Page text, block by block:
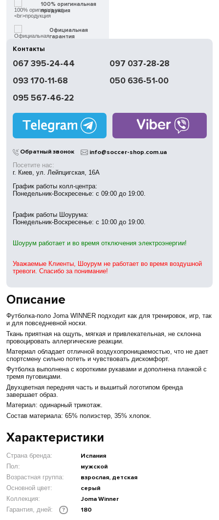
100% оригинальная
продукция
Официальная
гарантия
доставка
Обмен | Возвращение
без выходных
в Киеве
Описание
Футболка-поло Joma WINNER подходит как для тренировок, игр, так
и для повседневной носки.
Ткань приятная на ощупь, мягкая и привлекательная, не склонна
провоцировать аллергические реакции.
Материал обладает отличной воздухопроницаемостью, что не дает
спортсмену сильно потеть и чувствовать дискомфорт.
Футболка выполнена с короткими рукавами и дополнена планкой с
тремя пуговицами.
Двухцветная передняя часть и вышитый логотипом бренда
завершает образ.
Материал: одинарный трикотаж.
Состав материала: 65% полиэстер, 35% хлопок.
Характеристики
Страна бренда: Испания
Пол: мужской
Возрастная группа: взрослая, детская
Основной цвет: серый
Коллекция: Joma Winner
Гарантия, дней: ? 180
Контакты
067 395-24-44
097 037-28-28
093 170-11-68
050 636-51-00
095 567-46-22
Обратный звонок info@soccer-shop.com.ua
Посетите нас:
г. Киев, ул. Лейпцигская, 16А
График работы колл-центра:
Понедельник-Воскресенье: с 09:00 до 19:00.
График работы Шоурума:
Понедельник-Воскресенье: с 10:00 до 19:00.
Шоурум работает и во время отключения электроэнергии!
Уважаемые Клиенты, Шоурум не работает во время воздушной
тревоги. Спасибо за понимание!